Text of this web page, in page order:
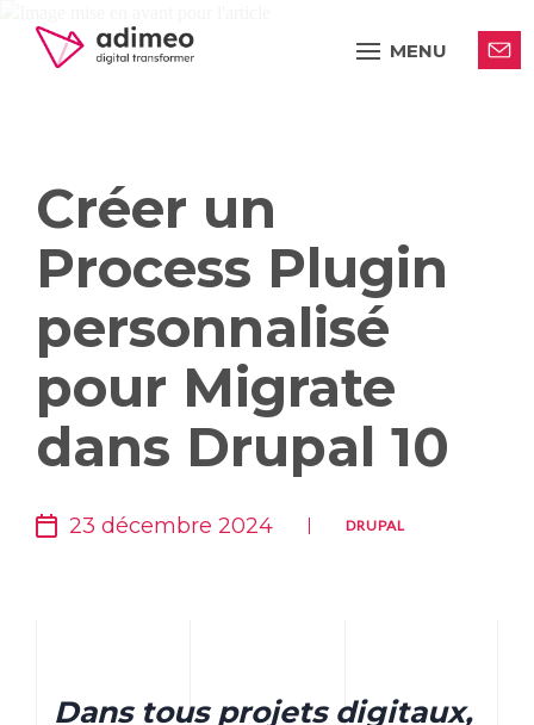
MENU
Créer un
Process Plugin
personnalisé
pour Migrate
dans Drupal 10
23 décembre 2024 DRUPAL
Dans tous projets digitaux,